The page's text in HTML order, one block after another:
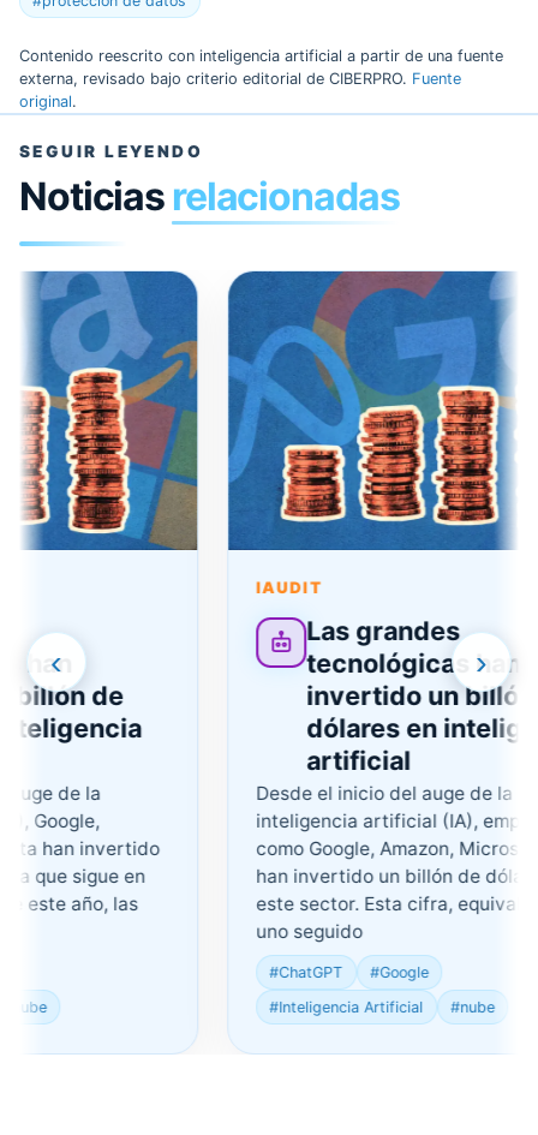
Contenido reescrito con inteligencia artificial a partir de una fuente
externa, revisado bajo criterio editorial de CIBERPRO. Fuente
original.
SEGUIR LEYENDO
Noticias relacionadas
‹
de
de la
han invertido
sigue en
año, las
IAUDIT
Las grandes
tecnológicas han
invertido un billón de
dólares en
artificial
Desde el inicio del auge de la
inteligencia artificial (IA), empresas
como Google, Amazon, Microsoft y
han invertido un billón de dólares
este sector. Esta cifra, equivalente
uno seguido
#ChatGPT
#Google
#Inteligencia Artificial
#nube
›